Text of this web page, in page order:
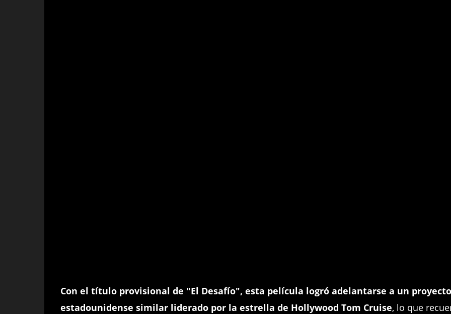
Con el título provisional de "El Desafío", esta película logró adelantarse a un proyecto
estadounidense similar liderado por la estrella de Hollywood Tom Cruise, lo que